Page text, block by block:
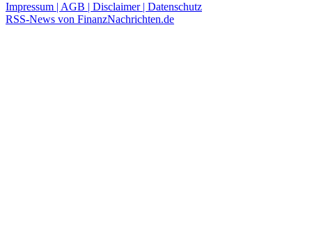
Impressum | AGB | Disclaimer | Datenschutz
RSS-News von FinanzNachrichten.de